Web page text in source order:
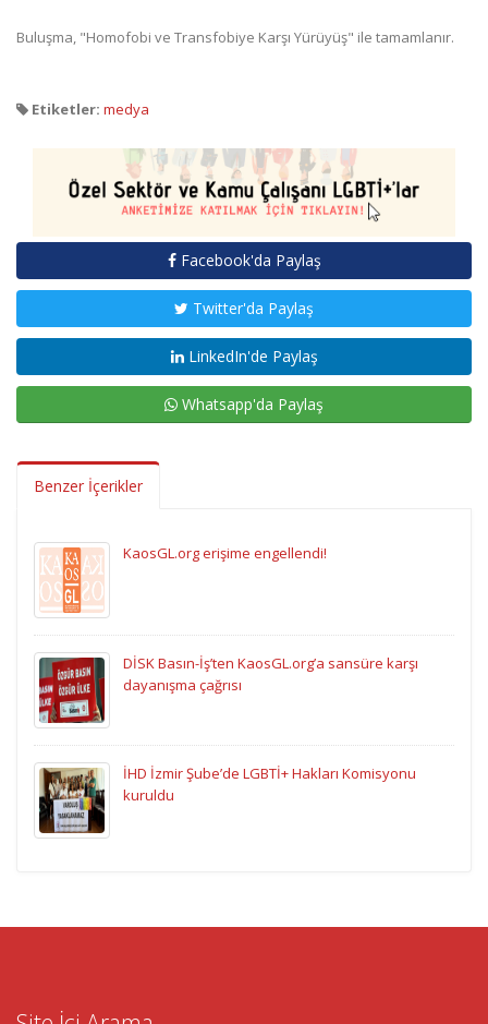
Buluşma, "Homofobi ve Transfobiye Karşı Yürüyüş" ile tamamlanır.
Etiketler: medya
Facebook'da Paylaş
Twitter'da Paylaş
LinkedIn'de Paylaş
Whatsapp'da Paylaş
Benzer İçerikler
KaosGL.org erişime engellendi!
DİSK Basın-İş’ten KaosGL.org’a sansüre karşı
dayanışma çağrısı
İHD İzmir Şube’de LGBTİ+ Hakları Komisyonu
kuruldu